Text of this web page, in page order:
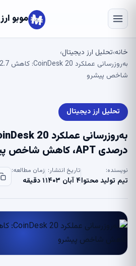
موبو ارز
خانه›تحلیل ارز دیجیتال›
شاخص پیشرو
تحلیل ارز دیجیتال
درصدی APT، کاهش شاخص پیشرو
نویسنده:
تیم تولید محتوا
تاریخ انتشار:
۴ آبان ۱۴۰۳
زمان مطالعه:
۱ دقیقه